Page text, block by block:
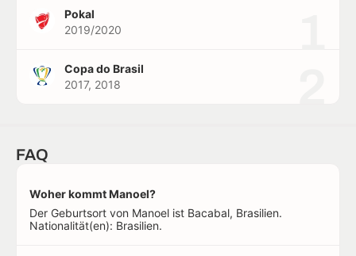
Pokal
2019/2020
Copa do Brasil
2017, 2018
FAQ
Woher kommt Manoel?
Der Geburtsort von Manoel ist Bacabal, Brasilien.
Nationalität(en): Brasilien.